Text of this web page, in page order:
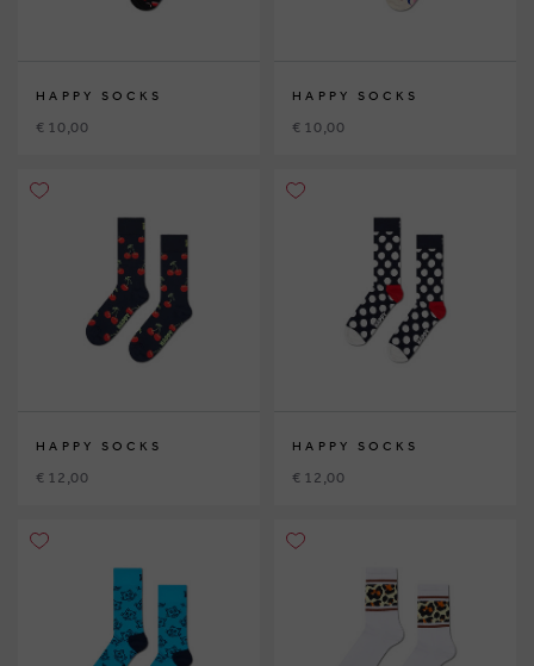
HAPPY SOCKS
€ 10,00
HAPPY SOCKS
€ 10,00
HAPPY SOCKS
€ 12,00
HAPPY SOCKS
€ 12,00